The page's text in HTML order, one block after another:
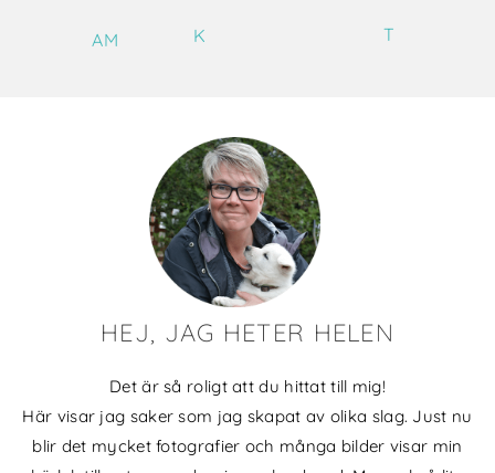
AM K T
HEJ, JAG HETER HELEN
Det är så roligt att du hittat till mig!
Här visar jag saker som jag skapat av olika slag. Just nu
blir det mycket fotografier och många bilder visar min